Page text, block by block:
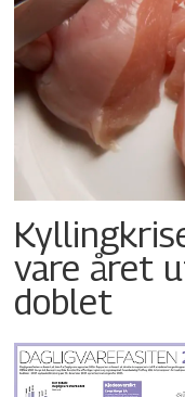
vare året
doblet